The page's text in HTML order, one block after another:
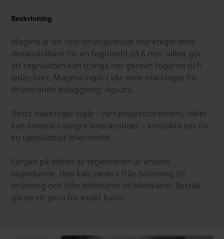
Beskrivning
Magma är ett rött strängpressat marktegel med
distanshållare för en fogbredd på 6 mm, vilket gör
att regnvatten kan tränga ner genom fogarna och
ledas bort. Magma ingår i vår serie marktegel för
dränerande beläggning: Aquata.
Detta marktegel ingår i vårt projektsortiment, vilket
kan innebära längre leveranstider – kontakta oss för
en uppskattad leveranstid.
Färgen på bilden av tegelstenen är endast
vägledande. Den kan variera från bränning till
bränning och från bildskärm till bildskärm. Beställ
gärna ett prov för exakt kulör.